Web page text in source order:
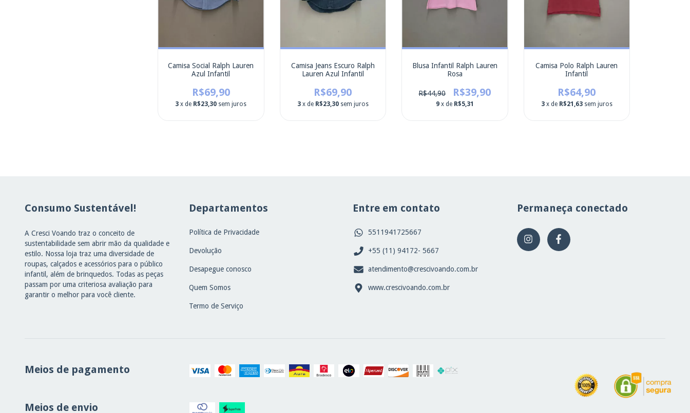
Camisa Social Ralph Lauren
Azul Infantil
R$69,90
3 x de R$23,30 sem juros
Camisa Jeans Escuro Ralph
Lauren Azul Infantil
R$69,90
3 x de R$23,30 sem juros
Blusa Infantil Ralph Lauren
Rosa
R$44,90 R$39,90
9 x de R$5,31
Camisa Polo Ralph Lauren
Infantil
R$64,90
3 x de R$21,63 sem juros
Consumo Sustentável!
A Cresci Voando traz o conceito de
sustentabilidade sem abrir mão da qualidade e
estilo. Nossa loja traz uma diversidade de
roupas, calçados e acessórios para o público
infantil, além de brinquedos. Todas as peças
passam por uma criteriosa avaliação para
garantir o melhor para você cliente.
Departamentos
Política de Privacidade
Devolução
Desapegue conosco
Quem Somos
Termo de Serviço
Entre em contato
5511941725667
+55 (11) 94172- 5667
atendimento@crescivoando.com.br
www.crescivoando.com.br
Permaneça conectado
Meios de pagamento
Meios de envio